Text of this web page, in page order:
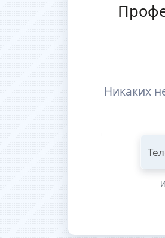
Никаких